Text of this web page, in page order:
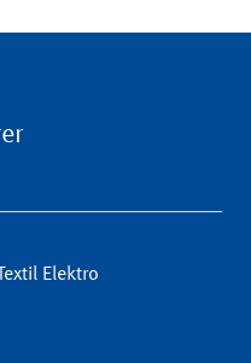
Elektro